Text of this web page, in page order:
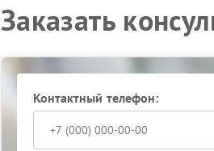
Заказать
Контактный телефон: